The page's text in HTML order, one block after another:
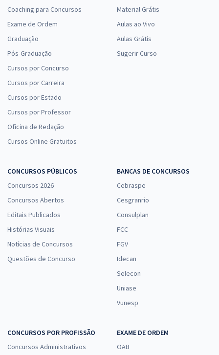
Coaching para Concursos
Exame de Ordem
Graduação
Pós-Graduação
Cursos por Concurso
Cursos por Carreira
Cursos por Estado
Cursos por Professor
Oficina de Redação
Cursos Online Gratuitos
Material Grátis
Aulas ao Vivo
Aulas Grátis
Sugerir Curso
CONCURSOS PÚBLICOS
Concursos 2026
Concursos Abertos
Editais Publicados
Histórias Visuais
Notícias de Concursos
Questões de Concurso
BANCAS DE CONCURSOS
Cebraspe
Cesgranrio
Consulplan
FCC
FGV
Idecan
Selecon
Uniase
Vunesp
CONCURSOS POR PROFISSÃO
Concursos Administrativos
EXAME DE ORDEM
OAB